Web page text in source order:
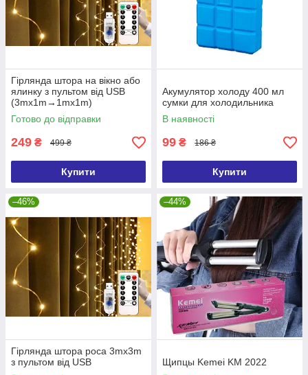
Гірлянда штора на вікно або
ялинку з пультом від USB
(3mx1m→1mx1m)
Готово до відправки
249 ₴ 499 ₴
Купити
Акумулятор холоду 400 мл
сумки для холодильника
В наявності
99 ₴ 186 ₴
Купити
–46%
Гірлянда штора роса 3mx3m
з пультом від USB
–44%
Щипцы Kemei KM 2022